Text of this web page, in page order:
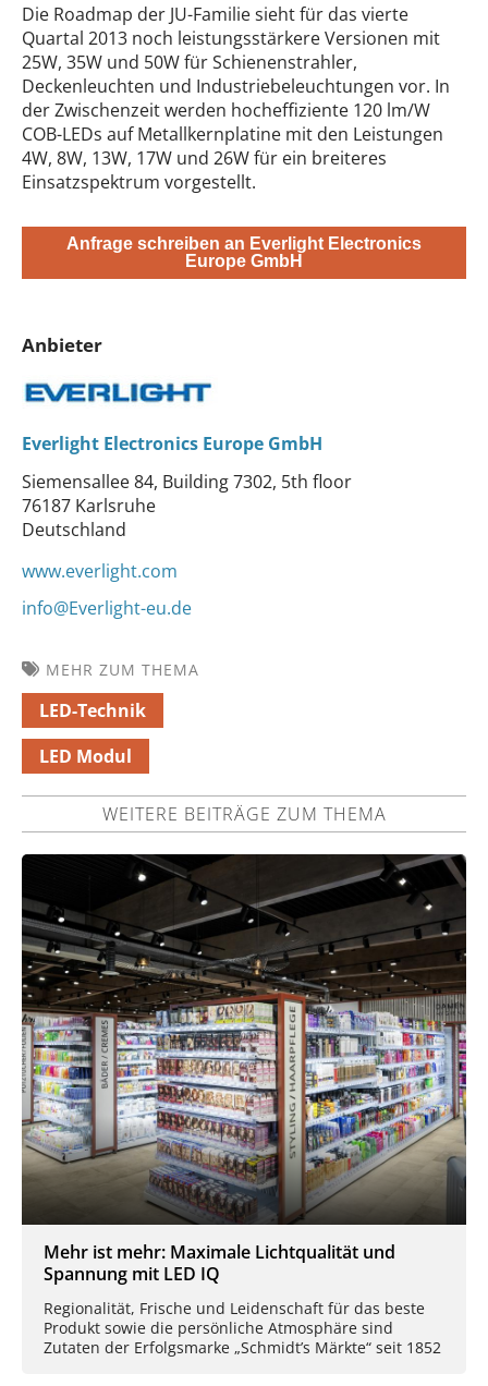
Die Roadmap der JU-Familie sieht für das vierte
Quartal 2013 noch leistungsstärkere Versionen mit
25W, 35W und 50W für Schienenstrahler,
Deckenleuchten und Industriebeleuchtungen vor. In
der Zwischenzeit werden hocheffiziente 120 lm/W
COB-LEDs auf Metallkernplatine mit den Leistungen
4W, 8W, 13W, 17W und 26W für ein breiteres
Einsatzspektrum vorgestellt.
Anfrage schreiben an Everlight Electronics
Europe GmbH
Anbieter
Everlight Electronics Europe GmbH
Siemensallee 84, Building 7302, 5th floor
76187 Karlsruhe
Deutschland
www.everlight.com
info@Everlight-eu.de
MEHR ZUM THEMA
LED-Technik
LED Modul
WEITERE BEITRÄGE ZUM THEMA
Mehr ist mehr: Maximale Lichtqualität und
Spannung mit LED IQ
Regionalität, Frische und Leidenschaft für das beste
Produkt sowie die persönliche Atmosphäre sind
Zutaten der Erfolgsmarke „Schmidt’s Märkte“ seit 1852